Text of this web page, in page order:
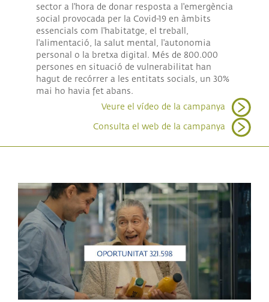
sector a l'hora de donar resposta a l'emergència
social provocada per la Covid-19 en àmbits
essencials com l'habitatge, el treball,
l'alimentació, la salut mental, l'autonomia
personal o la bretxa digital. Més de 800.000
persones en situació de vulnerabilitat han
hagut de recórrer a les entitats socials, un 30%
mai ho havia fet abans.
Veure el vídeo de la campanya
Consulta el web de la campanya